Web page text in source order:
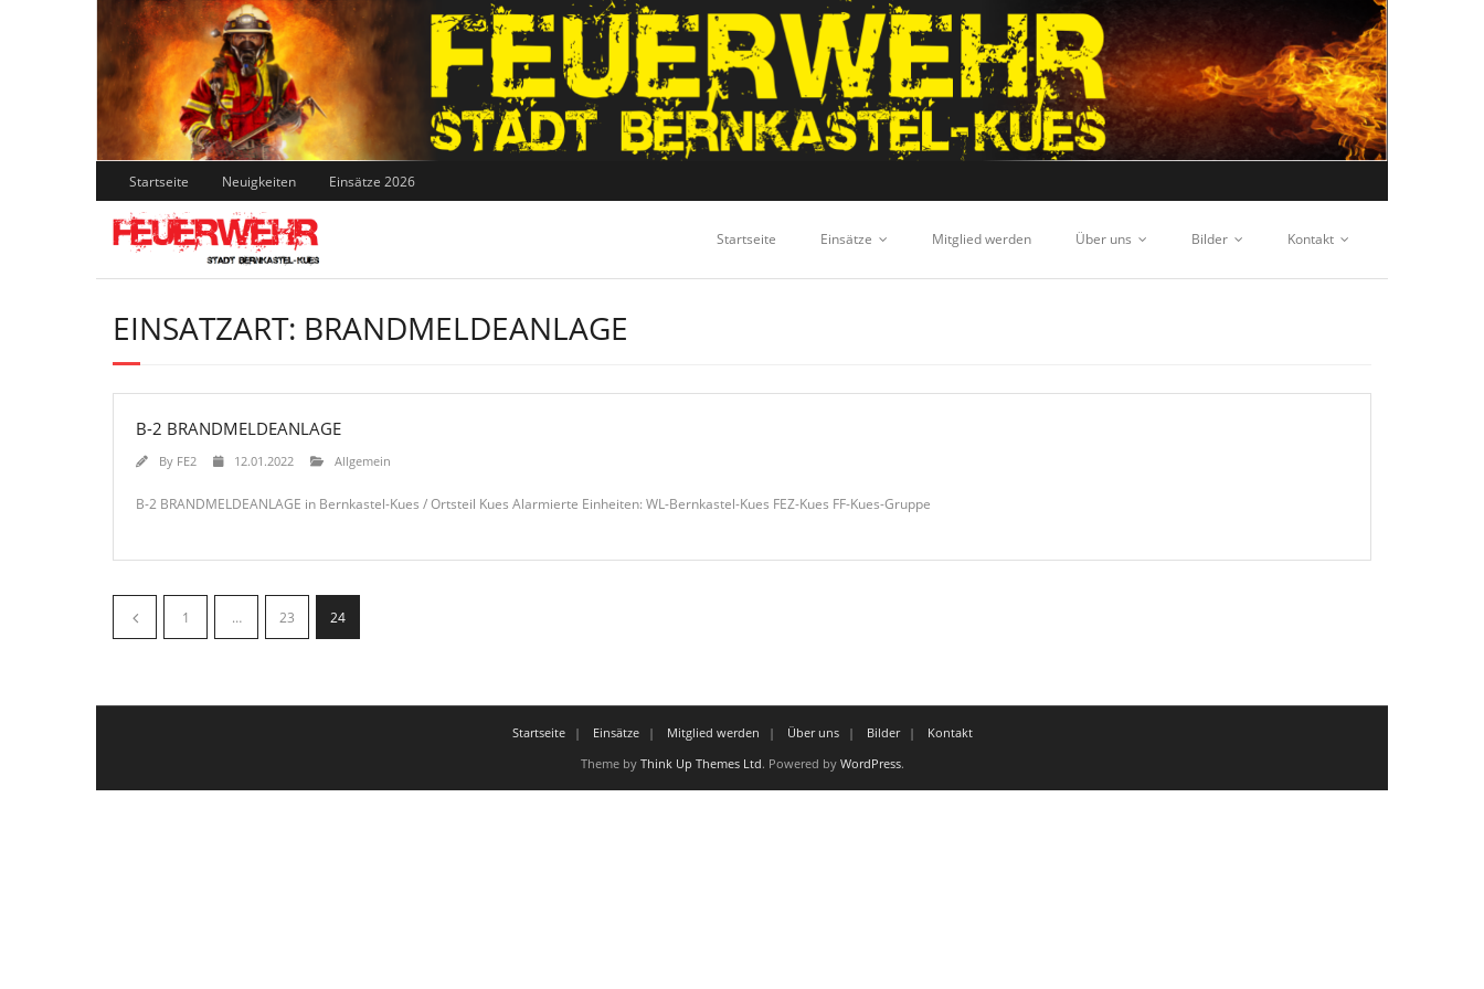
Skip
to
content
Startseite Neuigkeiten Einsätze 2026
Startseite Einsätze Mitglied werden Über uns Bilder Kontakt
EINSATZART: BRANDMELDEANLAGE
B-2 BRANDMELDEANLAGE
By FE2 12.01.2022 Allgemein
B-2 BRANDMELDEANLAGE in Bernkastel-Kues / Ortsteil Kues Alarmierte Einheiten: WL-Bernkastel-Kues FEZ-Kues FF-Kues-Gruppe
1 … 23 24
Startseite Einsätze Mitglied werden Über uns Bilder
Kontakt
Theme by Think Up Themes Ltd. Powered by WordPress.